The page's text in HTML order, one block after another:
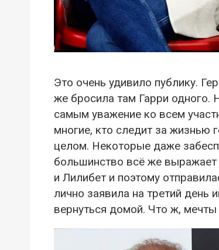
Это очень удивило публику.
же бросила там Гарри одного.
самым уважение ко всем
многие, кто следит за жизнью
целом. Некоторые даже
большинство всё же выражает
и Лилибет и поэтому
лично заявила на третий день
вернуться домой. Что ж,